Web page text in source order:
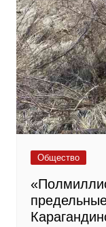
Общество